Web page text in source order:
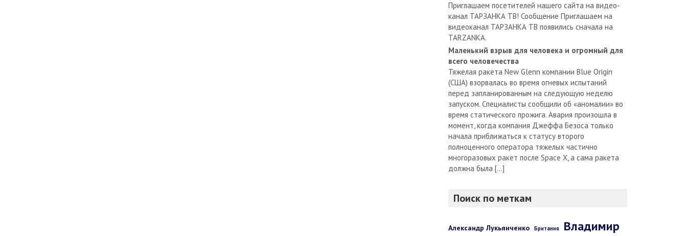
Приглашаем посетителей нашего сайта на видео-
канал ТАРЗАНКА ТВ! Сообщение Приглашаем на
видеоканал ТАРЗАНКА ТВ появились сначала на
TARZANKA.
Маленький взрыв для человека и огромный для
всего человечества
Тяжелая ракета New Glenn компании Blue Origin
(США) взорвалась во время огневых испытаний
перед запланированным на следующую неделю
запуском. Специалисты сообщили об «аномалии» во
время статического прожига. Авария произошла в
момент, когда компания Джеффа Безоса только
начала приближаться к статусу второго
полноценного оператора тяжелых частично
многоразовых ракет после Space X, а сама ракета
должна была […]
Поиск по меткам
Александр Лукьянченко Британия Владимир